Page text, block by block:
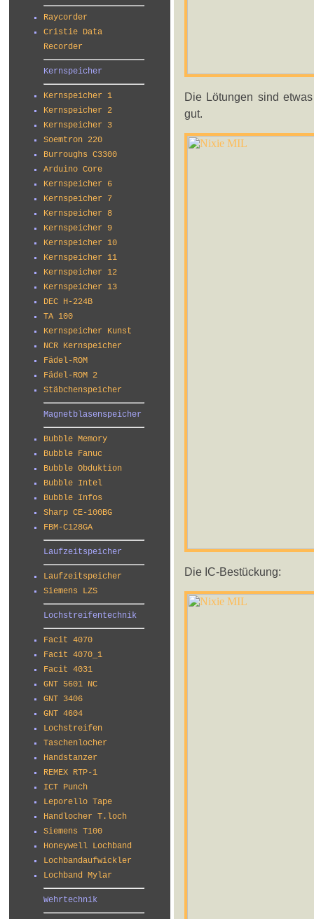
Raycorder
Cristie Data
Recorder
Kernspeicher
Kernspeicher 1
Kernspeicher 2
Kernspeicher 3
Soemtron 220
Burroughs C3300
Arduino Core
Kernspeicher 6
Kernspeicher 7
Kernspeicher 8
Kernspeicher 9
Kernspeicher 10
Kernspeicher 11
Kernspeicher 12
Kernspeicher 13
DEC H-224B
TA 100
Kernspeicher Kunst
NCR Kernspeicher
Fädel-ROM
Fädel-ROM 2
Stäbchenspeicher
Magnetblasenspeicher
Bubble Memory
Bubble Fanuc
Bubble Obduktion
Bubble Intel
Bubble Infos
Sharp CE-100BG
FBM-C128GA
Laufzeitspeicher
Laufzeitspeicher
Siemens LZS
Lochstreifentechnik
Facit 4070
Facit 4070_1
Facit 4031
GNT 5601 NC
GNT 3406
GNT 4604
Lochstreifen
Taschenlocher
Handstanzer
REMEX RTP-1
ICT Punch
Leporello Tape
Handlocher T.loch
Siemens T100
Honeywell Lochband
Lochbandaufwickler
Lochband Mylar
Wehrtechnik
Die Lötungen sind
gut.
Die IC-Bestückung: